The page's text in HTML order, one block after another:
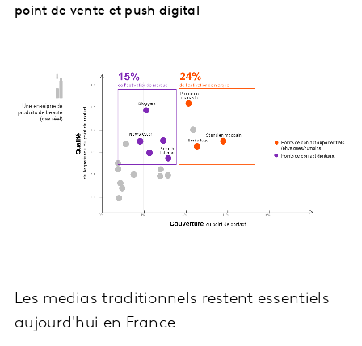
point de vente et push digital
Les medias traditionnels restent essentiels
aujourd'hui en France